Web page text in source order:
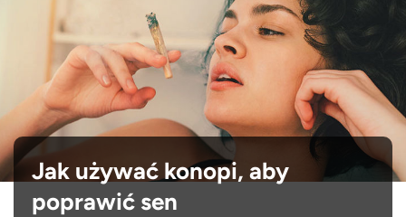
Jak używać konopi, aby
poprawić sen